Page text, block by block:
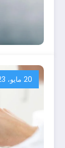
20 مايو، 2023